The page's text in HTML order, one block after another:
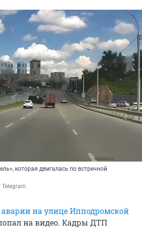
которая двигалась по встречной
аварии на улице Ипподромской
на видео. Кадры ДТП